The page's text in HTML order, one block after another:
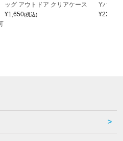
ッグ アウトドア クリアケース
¥1,650(税込)
Yバッグ
¥22,000